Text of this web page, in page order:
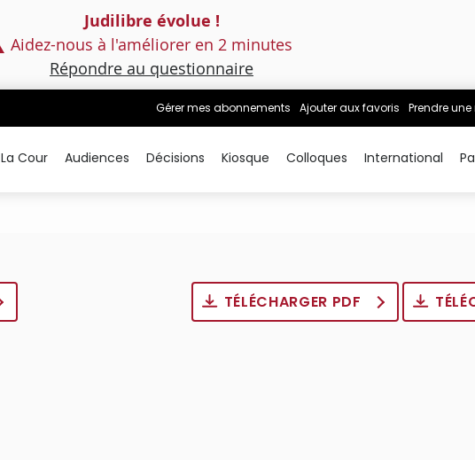
Judilibre évolue !
Aidez-nous à l'améliorer en 2 minutes
Répondre au questionnaire
Gérer mes abonnements Ajouter aux favoris Prendre
La Cour Audiences Décisions Kiosque Colloques International
TÉLÉCHARGER PDF